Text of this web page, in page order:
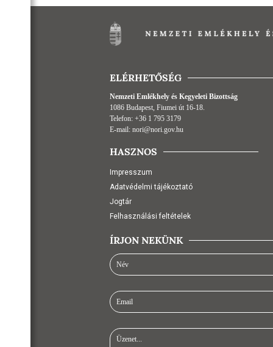
ELÉRHETŐSÉG
Nemzeti Emlékhely és Kegyeleti Bizottság
1086 Budapest, Fiumei út 16-18.
Telefon: +36 1 795 3179
E-mail: nori@nori.gov.hu
HASZNOS
Impresszum
Adatvédelmi tájékoztató
Jogtár
Felhasználási feltételek
ÍRJON NEKÜNK